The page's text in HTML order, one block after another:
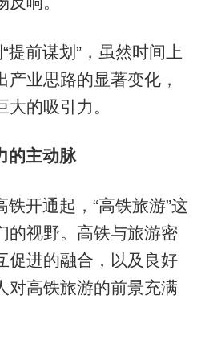
提前谋划”，虽然时间上
业思路的显著变化，
的吸引力。
的主动脉
开通起，“高铁旅游”这
的视野。高铁与旅游密
促进的融合，以及良好
对高铁旅游的前景充满